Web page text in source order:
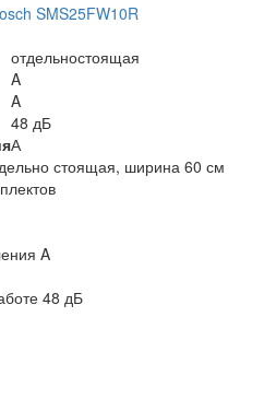
SMS25FW10R
отдельностоящая
A
A
48 дБ
А
стоящая, ширина 60 см
A
48 дБ